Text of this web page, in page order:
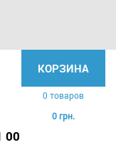
КОРЗИНА
0 товаров
0 грн.
00